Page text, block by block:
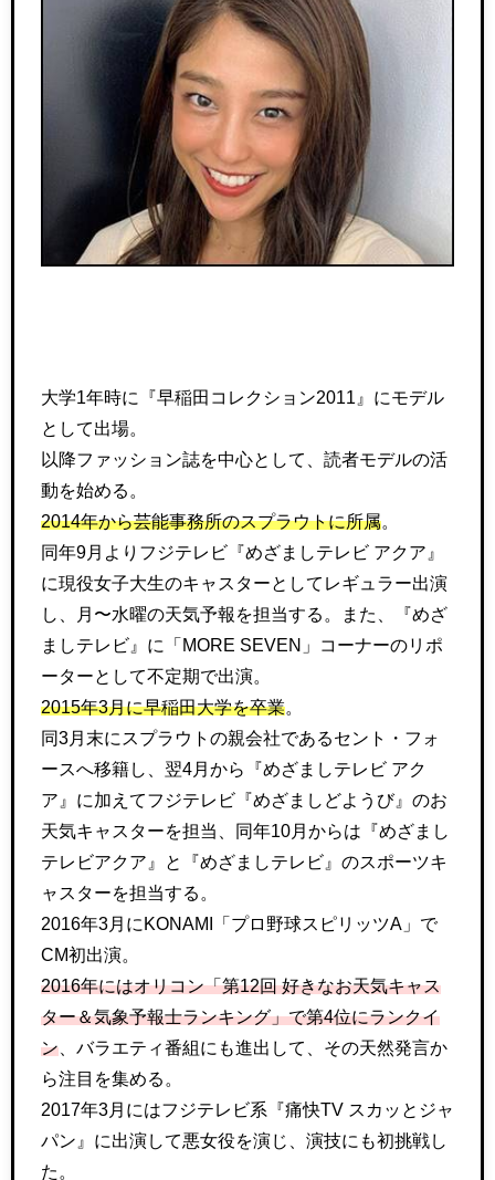
大学1年時に『早稲田コレクション2011』にモデル
として出場。
以降ファッション誌を中心として、読者モデルの活
動を始める。
2014年から芸能事務所のスプラウトに所属。
同年9月よりフジテレビ『めざましテレビ アクア』
に現役女子大生のキャスターとしてレギュラー出演
し、月〜水曜の天気予報を担当する。また、『めざ
ましテレビ』に「MORE SEVEN」コーナーのリポ
ーターとして不定期で出演。
2015年3月に早稲田大学を卒業。
同3月末にスプラウトの親会社であるセント・フォ
ースへ移籍し、翌4月から『めざましテレビ アク
ア』に加えてフジテレビ『めざましどようび』のお
天気キャスターを担当、同年10月からは『めざまし
テレビアクア』と『めざましテレビ』のスポーツキ
ャスターを担当する。
2016年3月にKONAMI「プロ野球スピリッツA」で
CM初出演。
2016年にはオリコン「第12回 好きなお天気キャス
ター＆気象予報士ランキング」で第4位にランクイ
ン 、バラエティ番組にも進出して、その天然発言か
ら注目を集める。
2017年3月にはフジテレビ系『痛快TV スカッとジャ
パン』に出演して悪女役を演じ、演技にも初挑戦し
た。